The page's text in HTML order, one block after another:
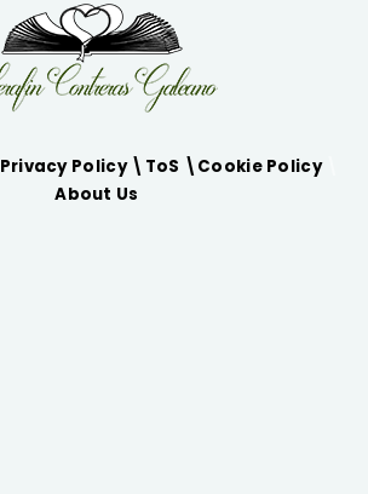
Privacy Policy \ ToS \ Cookie Policy\
About Us